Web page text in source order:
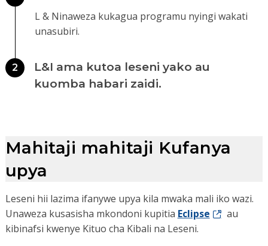
L & Ninaweza kukagua programu nyingi wakati
unasubiri.
2
L&I ama kutoa leseni yako au
kuomba habari zaidi.
Mahitaji mahitaji Kufanya
upya
Leseni hii lazima ifanywe upya kila mwaka mali iko wazi.
Unaweza kusasisha mkondoni kupitia Eclipse
au
kibinafsi kwenye Kituo cha Kibali na Leseni.